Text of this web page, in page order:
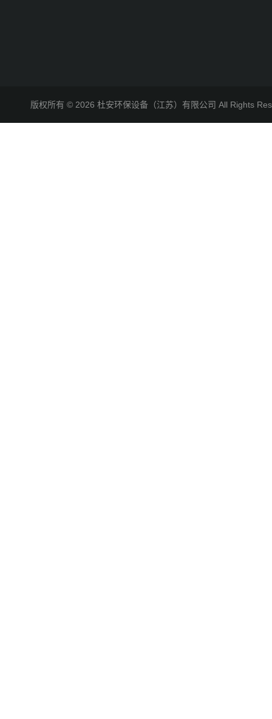
版权所有 © 2026 杜安环保设备（江苏）有限公司 All Rights